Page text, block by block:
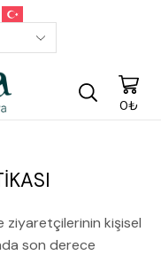
0₺
ziyaretçilerinin kişisel
son derece